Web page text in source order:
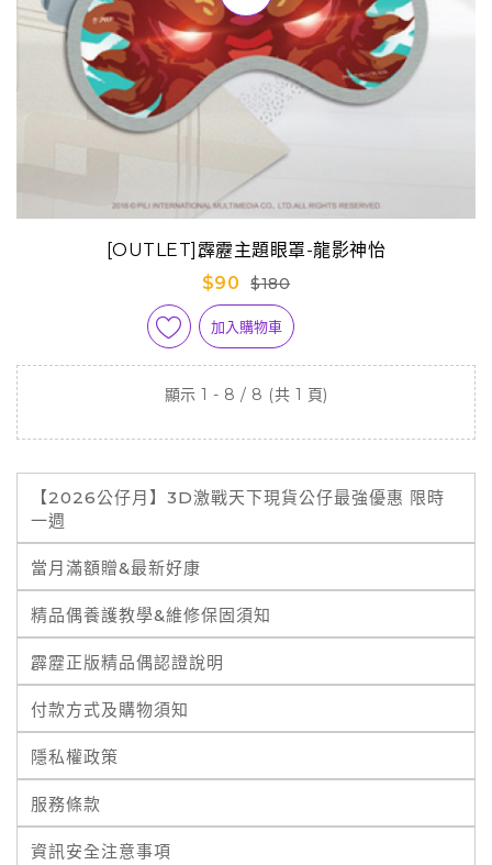
[OUTLET]霹靂主題眼罩-龍影神怡
$90
$180
加入購物車
顯示 1 - 8 / 8 (共 1 頁)
【2026公仔月】3D激戰天下現貨公仔最強優惠 限時
一週
當月滿額贈&最新好康
精品偶養護教學&維修保固須知
霹靂正版精品偶認證說明
付款方式及購物須知
隱私權政策
服務條款
資訊安全注意事項